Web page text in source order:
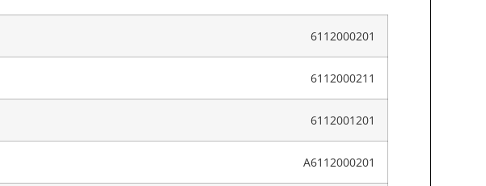
6112000201
6112000211
6112001201
A6112000201